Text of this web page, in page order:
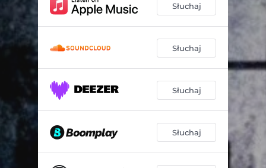
Słuchaj
Słuchaj
Słuchaj
Słuchaj